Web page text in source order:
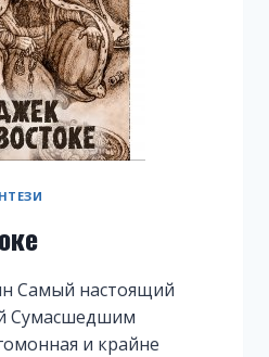
Самый настоящий
Сумасшедшим
и крайне